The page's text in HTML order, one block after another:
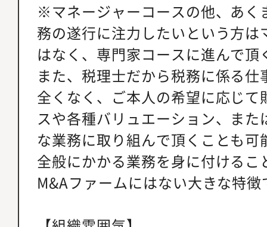
※マネージャーコースの他、あく
務の遂行に注力したいという方
はなく、専門家コースに進んで
また、税理士だから税務に係る
全くなく、ご本人の希望に応じ
スや各種バリュエーション、また
な業務に取り組んで頂くことも
全般にかかる業務を身に付ける
M&Aファームにはない大きな特徴